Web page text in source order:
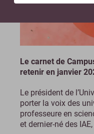
Le carnet de
retenir en janvier
Le président de
porter la voix des
professeure en
et dernier-né des